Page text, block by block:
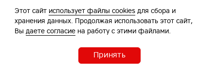
Этот сайт использует файлы cookies для сбора и
хранения данных. Продолжая использовать этот сайт,
Вы даете согласие на работу с этими файлами.
Принять